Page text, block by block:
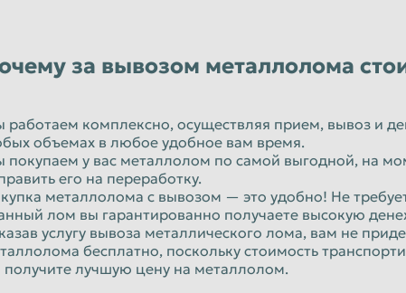
за вывозом металлолома
комплексно, осуществляя прием, вывоз и
объемах в любое удобное вам время.
у вас металлолом по самой выгодной, на
его на переработку.
металлолома с вывозом — это удобно! Не
лом вы гарантированно получаете высокую
услугу вывоза металлического лома, вам не
бесплатно, поскольку стоимость
лучшую цену на металлолом.